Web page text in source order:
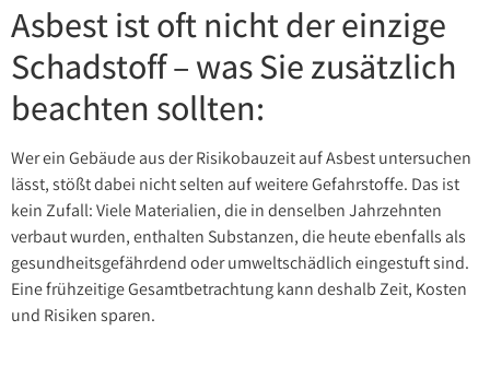
Asbest ist oft nicht der einzige
Schadstoff – was Sie zusätzlich
beachten sollten:
Wer ein Gebäude aus der Risikobauzeit auf Asbest untersuchen
lässt, stößt dabei nicht selten auf weitere Gefahrstoffe. Das ist
kein Zufall: Viele Materialien, die in denselben Jahrzehnten
verbaut wurden, enthalten Substanzen, die heute ebenfalls als
gesundheitsgefährdend oder umweltschädlich eingestuft sind.
Eine frühzeitige Gesamtbetrachtung kann deshalb Zeit, Kosten
und Risiken sparen.